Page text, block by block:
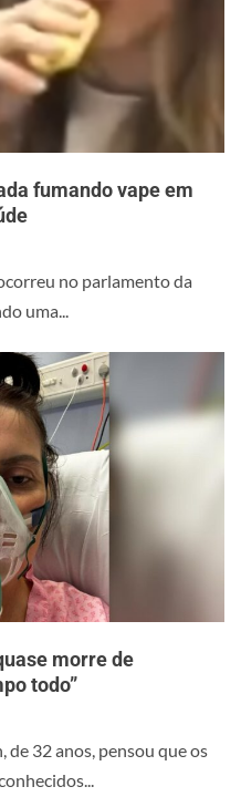
fumando vape em
no parlamento da
uma...
morre de
todo”
32 anos, pensou que os